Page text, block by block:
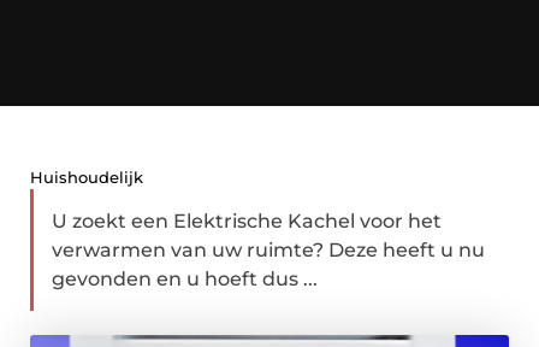
Huishoudelijk
U zoekt een Elektrische Kachel voor het
verwarmen van uw ruimte? Deze heeft u nu
gevonden en u hoeft dus ...